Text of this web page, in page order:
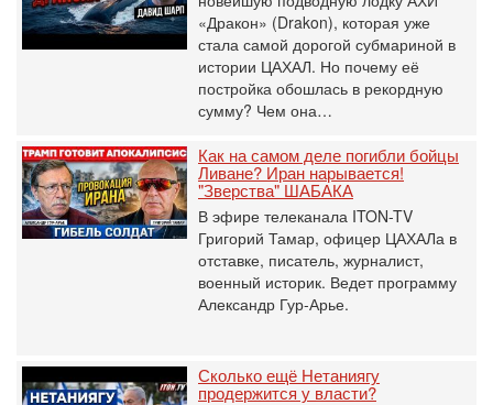
«Дракон» (Drakon), которая уже
стала самой дорогой субмариной в
истории ЦАХАЛ. Но почему её
постройка обошлась в рекордную
сумму? Чем она…
Как на самом деле погибли бойцы
Ливане? Иран нарывается!
"Зверства" ШАБАКА
В эфире телеканала ITON-TV
Григорий Тамар, офицер ЦАХАЛа в
отставке, писатель, журналист,
военный историк. Ведет программу
Александр Гур-Арье.
Сколько ещё Нетаниягу
продержится у власти?